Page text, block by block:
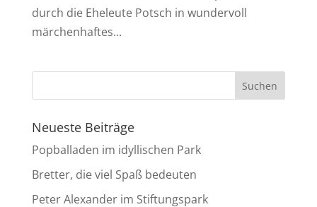
durch die Eheleute Potsch in wundervoll
märchenhaftes...
Neueste Beiträge
Popballaden im idyllischen Park
Bretter, die viel Spaß bedeuten
Peter Alexander im Stiftungspark